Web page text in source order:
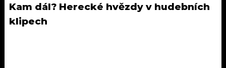
Kam dál? Herecké hvězdy v hudebních
klipech